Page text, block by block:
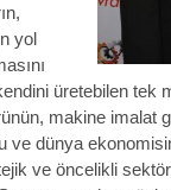
yol
üretebilen tek
makine imalat
ve dünya
ve öncelikli